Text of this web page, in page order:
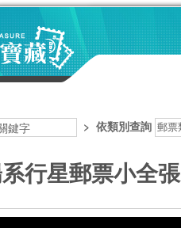
> 依類別查詢
行星郵票小全張